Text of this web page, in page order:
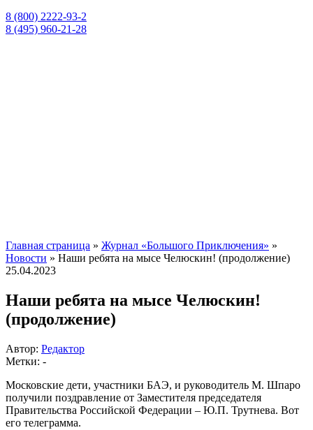
8 (800) 2222-93-2
8 (495) 960-21-28
Главная страница » Журнал «Большого Приключения» »
Новости » Наши ребята на мысе Челюскин! (продолжение)
25.04.2023
Наши ребята на мысе Челюскин!
(продолжение)
Автор: Редактор
Метки: -
Московские дети, участники БАЭ, и руководитель М. Шпаро
получили поздравление от Заместителя председателя
Правительства Российской Федерации – Ю.П. Трутнева. Вот
его телеграмма.